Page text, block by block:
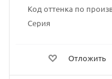
Код оттенка по
Серия
Отложить